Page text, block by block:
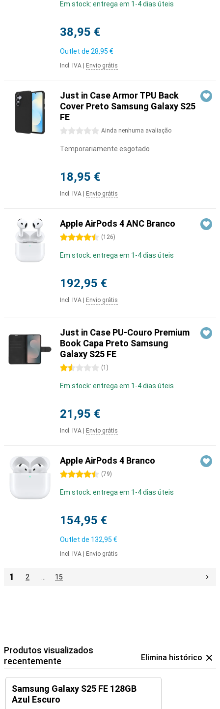
Em stock: entrega em 1-4 dias úteis
38,95 €
Outlet de 28,95 €
Incl. IVA Envio grátis
Just in Case Armor TPU Back
Cover Preto Samsung Galaxy S25
FE
0 estrelas Ainda nenhuma avaliação
Temporariamente esgotado
18,95 €
Incl. IVA Envio grátis
Apple AirPods 4 ANC Branco
4.5 estrelas (126)
Em stock: entrega em 1-4 dias úteis
192,95 €
Incl. IVA Envio grátis
Just in Case PU-Couro Premium
Book Capa Preto Samsung
Galaxy S25 FE
1.5 estrelas (1 )
Em stock: entrega em 1-4 dias úteis
21,95 €
Incl. IVA Envio grátis
Apple AirPods 4 Branco
4.5 estrelas (79)
Em stock: entrega em 1-4 dias úteis
154,95 €
Outlet de 132,95 €
Incl. IVA Envio grátis
1 2 15
Produtos visualizados
recentemente
Elimina histórico
Samsung Galaxy S25 FE 128GB
Azul Escuro